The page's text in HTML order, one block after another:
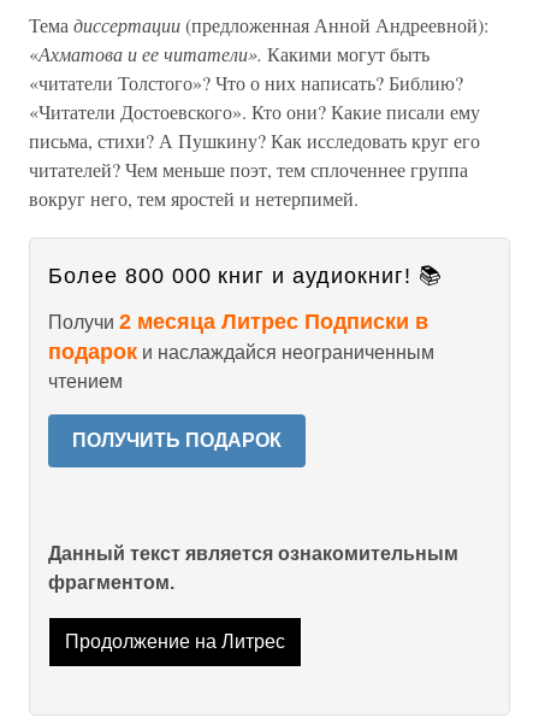
Тема диссертации(предложенная Анной Андреевной):
«Ахматова и ее читатели». Какими могут быть
«читатели Толстого»? Что о них написать? Библию?
«Читатели Достоевского». Кто они? Какие писали ему
письма, стихи? А Пушкину? Как исследовать круг его
читателей? Чем меньше поэт, тем сплоченнее группа
вокруг него, тем яростей и нетерпимей.
Более 800 000 книг и аудиокниг! 📚
Получи 2 месяца Литрес Подписки в
подарок и наслаждайся неограниченным
чтением
ПОЛУЧИТЬ ПОДАРОК
Данный текст является ознакомительным
фрагментом.
Продолжение на Литрес